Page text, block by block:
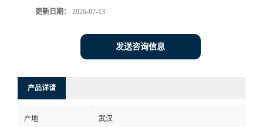
更新日期： 2026-07-13
发送咨询信息
产品详请
产地 武汉